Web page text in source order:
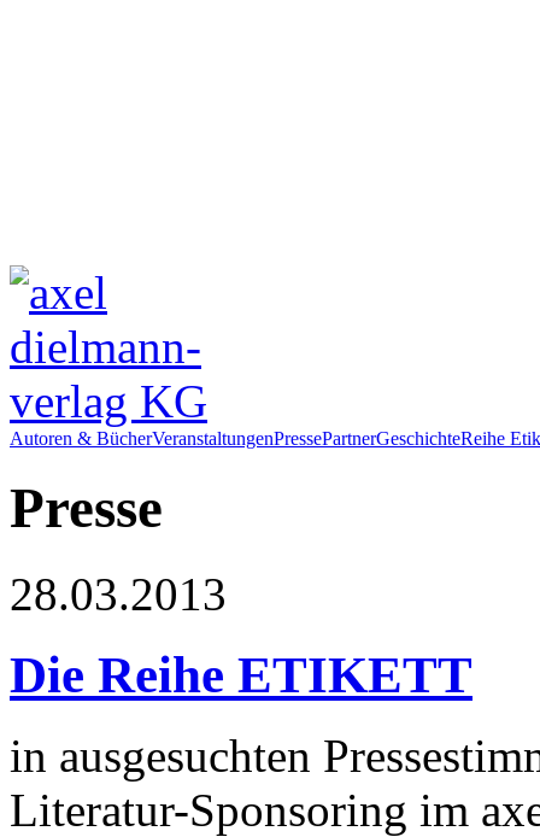
Autoren & BücherVeranstaltungenPressePartnerGeschichteReihe
Presse
28.03.2013
Die Reihe ETIKETT
in ausgesuchten
Literatur-Sponsoring im